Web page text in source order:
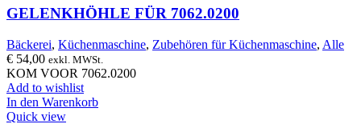
GELENKHÖHLE FÜR 7062.0200
Bäckerei, Küchenmaschine, Zubehören für Küchenmaschine, Alle
€ 54,00 exkl. MWSt.
KOM VOOR 7062.0200
Add to wishlist
In den Warenkorb
Quick view